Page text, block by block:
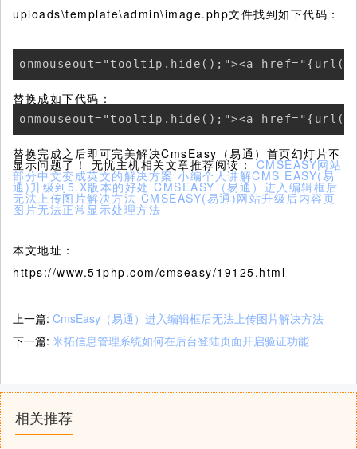
uploads\template\admin\image.php文件找到如下代码：
onmouseout="tooltip.hide();"><a
替换成如下代码：
onmouseout="tooltip.hide();"><a
替换完成之后即可完美解决CmsEasy（易通）首页幻灯片不
显示问题了！ 无忧主机相关文章推荐阅读：CMSEASY网站
部分中文变成英文的解决方案 小编个人讲解CMS EASY(易
通)升级到5.X版本的好处 CMSEASY（易通）进入编辑框后
无法上传图片解决方法 CMSEASY(易通)网站升级后内容页
图片无法正常显示处理方法
本文地址：
https://www.51php.com/cmseasy/19125.html
上一篇: CmsEasy（易通）进入编辑框后无法上传图片解决方法
下一篇: 米拓信息管理系统如何在后台登陆页面开启验证功能
相关推荐